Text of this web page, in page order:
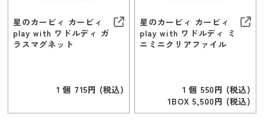
星のカービィ カービィ
play with ワドルディ ガ
ラスマグネット
１個 715円 (税込)
星のカービィ カービィ
play with ワドルディ ミ
ニミニクリアファイル
１個 550円 (税込)
1BOX 5,500円 (税込)